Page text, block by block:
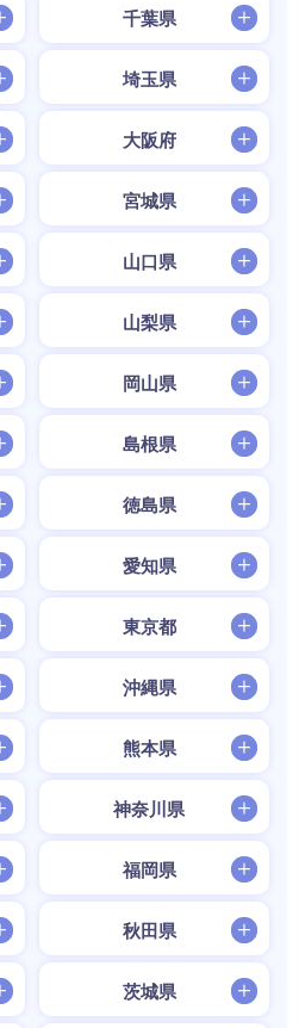
千葉県
埼玉県
大阪府
宮城県
山口県
山梨県
岡山県
島根県
徳島県
愛知県
東京都
沖縄県
熊本県
神奈川県
福岡県
秋田県
茨城県